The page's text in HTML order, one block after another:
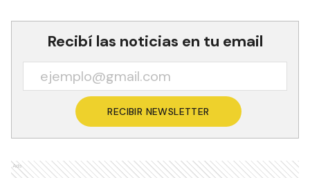
Recibí las noticias en tu email
RECIBIR NEWSLETTER
Ads